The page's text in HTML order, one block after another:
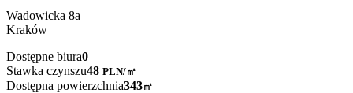
Wadowicka 8a
Kraków
Dostępne biura0
Stawka czynszu48 PLN/㎡
Dostępna powierzchnia343㎡